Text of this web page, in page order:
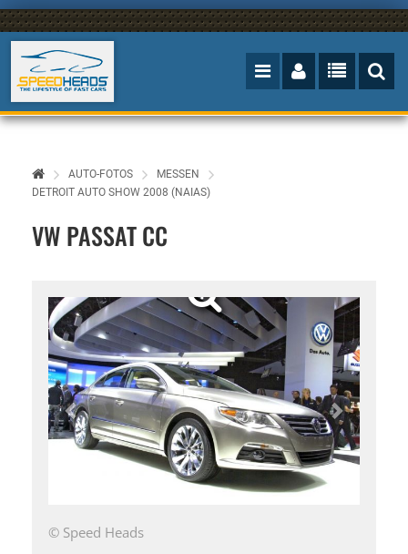
AUTO-FOTOS
MESSEN
DETROIT AUTO SHOW 2008 (NAIAS)
VW PASSAT CC
© Speed Heads